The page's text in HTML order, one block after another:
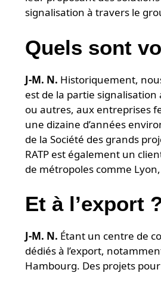
signalisation à travers le
Quels sont
J-M. N. Historiquement,
est de la partie signalisation
ou autres, aux entreprises
une dizaine d’années
de la Société des grands
RATP est également un
de métropoles comme
Et à l’export
J-M. N. Étant un centre de
dédiés à l’export,
Hambourg. Des projets